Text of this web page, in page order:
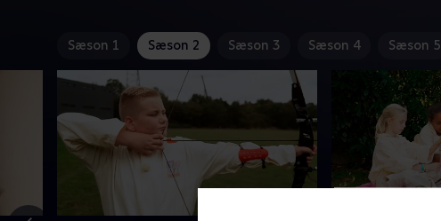
Sæson 1 Sæson 2 Sæson 3 Sæson 4 Sæson 5